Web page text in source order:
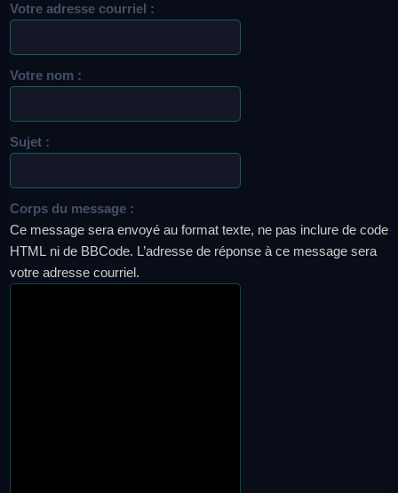
Votre adresse courriel :
Votre nom :
Sujet :
Corps du message :
Ce message sera envoyé au format texte, ne pas inclure de code
HTML ni de BBCode. L’adresse de réponse à ce message sera
votre adresse courriel.